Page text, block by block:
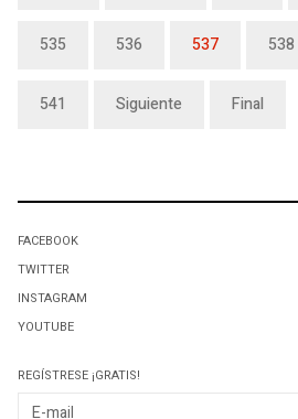
535 536 537 538
541 Siguiente Final
FACEBOOK
TWITTER
INSTAGRAM
YOUTUBE
REGÍSTRESE ¡GRATIS!